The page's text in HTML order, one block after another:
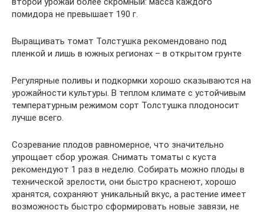
помидора не превышает 190 г.
Выращивать томат Толстушка рекомендовано под
пленкой и лишь в южных регионах – в открытом грунте
Регулярные поливы и подкормки хорошо сказываются на
урожайности культуры. В теплом климате с устойчивым
температурным режимом сорт Толстушка плодоносит
лучше всего.
Созревание плодов равномерное, что значительно
упрощает сбор урожая. Снимать томаты с куста
рекомендуют 1 раз в неделю. Собирать можно плоды в
технической зрелости, они быстро краснеют, хорошо
хранятся, сохраняют уникальный вкус, а растение имеет
возможность быстро сформировать новые завязи, не